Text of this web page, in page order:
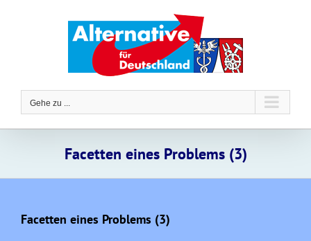
Gehe zu ...
Facetten eines Problems (3)
Facetten eines Problems (3)